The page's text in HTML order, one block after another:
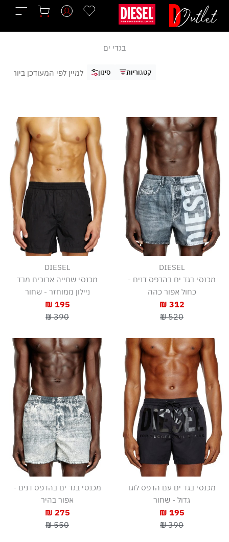
לתוכן
בגדי ים
סינון קטגוריות
DIESEL
מכנסי בגד ים בהדפס דנים -
כחול אפור כהה
312 ₪
520 ₪
DIESEL
מכנסי שחייה ארוכים מבד
ניילון ממוחזר - שחור
195 ₪
390 ₪
מכנסי בגד ים עם הדפס לוגו
גדול - שחור
195 ₪
390 ₪
מכנסי בגד ים בהדפס דנים -
אפור בהיר
275 ₪
550 ₪